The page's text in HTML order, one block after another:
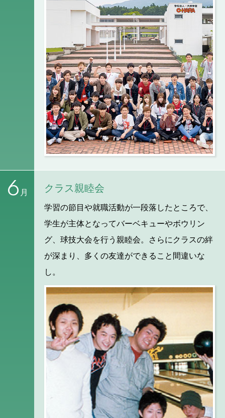
6 月 クラス親睦会
学習の節目や就職活動が一段落したところで、
学生が主体となってバーベキューやボウリン
グ、球技大会を行う親睦会。さらにクラスの絆
が深まり、多くの友達ができること間違いな
し。